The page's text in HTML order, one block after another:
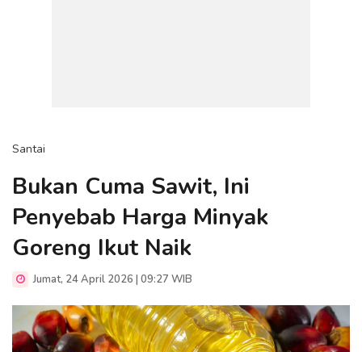
Santai
Bukan Cuma Sawit, Ini
Penyebab Harga Minyak
Goreng Ikut Naik
Jumat, 24 April 2026 | 09:27 WIB